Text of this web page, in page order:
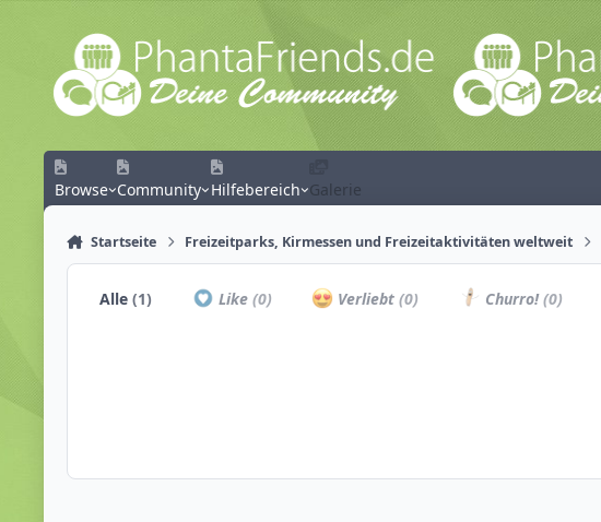
Zum Inhalt springen
Browse Community Hilfebereich Galerie
Startseite Freizeitparks, Kirmessen und Freizeitaktivitäten weltweit
Alle(1) Like (0) Verliebt(0) Churro!(0)